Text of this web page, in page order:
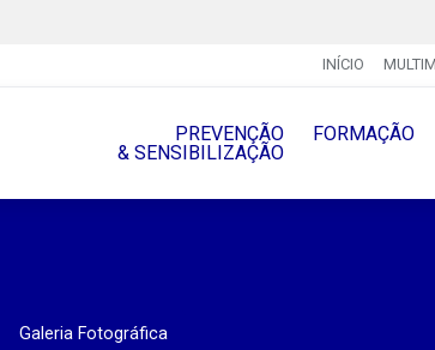
INÍCIO
PREVENÇÃO
& SENSIBILIZAÇÃO
FORMAÇÃO
Galeria Fotográfica